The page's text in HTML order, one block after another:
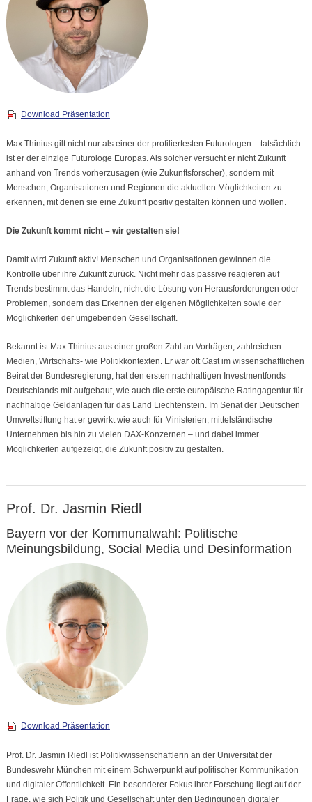
Download Präsentation
Max Thinius gilt nicht nur als einer der profiliertesten Futurologen – tatsächlich
ist er der einzige Futurologe Europas. Als solcher versucht er nicht Zukunft
anhand von Trends vorherzusagen (wie Zukunftsforscher), sondern mit
Menschen, Organisationen und Regionen die aktuellen Möglichkeiten zu
erkennen, mit denen sie eine Zukunft positiv gestalten können und wollen.
Die Zukunft kommt nicht – wir gestalten sie!
Damit wird Zukunft aktiv! Menschen und Organisationen gewinnen die
Kontrolle über ihre Zukunft zurück. Nicht mehr das passive reagieren auf
Trends bestimmt das Handeln, nicht die Lösung von Herausforderungen oder
Problemen, sondern das Erkennen der eigenen Möglichkeiten sowie der
Möglichkeiten der umgebenden Gesellschaft.
Bekannt ist Max Thinius aus einer großen Zahl an Vorträgen, zahlreichen
Medien, Wirtschafts- wie Politikkontexten. Er war oft Gast im wissenschaftlichen
Beirat der Bundesregierung, hat den ersten nachhaltigen Investmentfonds
Deutschlands mit aufgebaut, wie auch die erste europäische Ratingagentur für
nachhaltige Geldanlagen für das Land Liechtenstein. Im Senat der Deutschen
Umweltstiftung hat er gewirkt wie auch für Ministerien, mittelständische
Unternehmen bis hin zu vielen DAX-Konzernen – und dabei immer
Möglichkeiten aufgezeigt, die Zukunft positiv zu gestalten.
Prof. Dr. Jasmin Riedl
Bayern vor der Kommunalwahl: Politische
Meinungsbildung, Social Media und Desinformation
Download Präsentation
Prof. Dr. Jasmin Riedl ist Politikwissenschaftlerin an der Universität der
Bundeswehr München mit einem Schwerpunkt auf politischer Kommunikation
und digitaler Öffentlichkeit. Ein besonderer Fokus ihrer Forschung liegt auf der
Frage, wie sich Politik und Gesellschaft unter den Bedingungen digitaler